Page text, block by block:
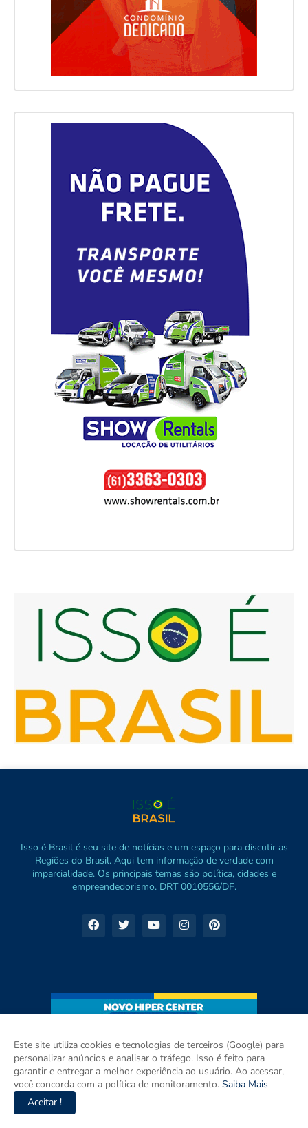
Isso é Brasil é seu site de notícias e um espaço para discutir as
Regiões do Brasil. Aqui tem informação de verdade com
imparcialidade. Os principais temas são política, cidades e
empreendedorismo. DRT 0010556/DF.
Este site utiliza cookies e tecnologias de terceiros (Google) para
personalizar anúncios e analisar o tráfego. Isso é feito para
garantir e entregar a melhor experiência ao usuário. Ao acessar,
você concorda com a política de monitoramento. Saiba Mais
Aceitar !